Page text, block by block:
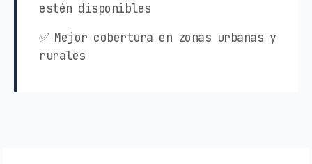
estén disponibles
✅ Mejor cobertura en zonas urbanas y
rurales